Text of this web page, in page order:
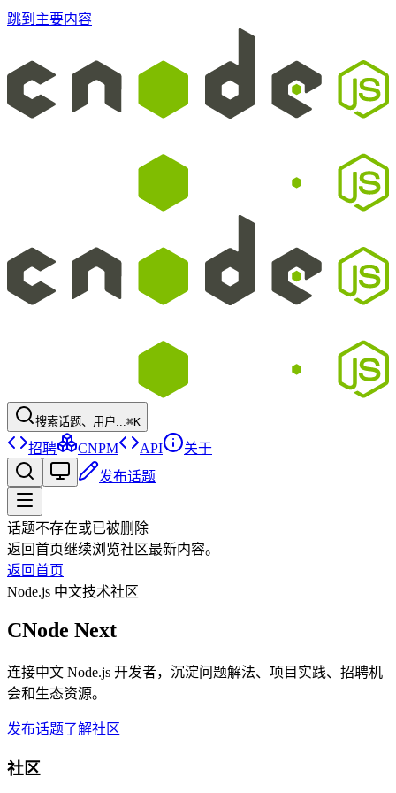
跳到主要内容
搜索话题、用户...⌘K
招聘 CNPM API
关于
发布话题
话题不存在或已被删除
返回首页继续浏览社区最新内容。
返回首页
Node.js 中文技术社区
CNode Next
连接中文 Node.js 开发者，沉淀问题解法、项目实践、招聘机
会和生态资源。
发布话题了解社区
社区